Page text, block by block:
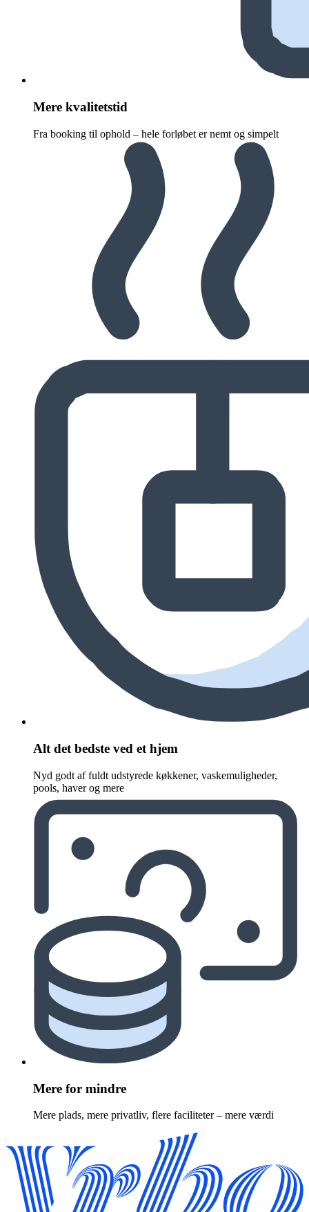
Mere kvalitetstid
Fra booking til ophold – hele forløbet er nemt og simpelt
Alt det bedste ved et hjem
Nyd godt af fuldt udstyrede køkkener, vaskemuligheder,
pools, haver og mere
Mere for mindre
Mere plads, mere privatliv, flere faciliteter – mere værdi